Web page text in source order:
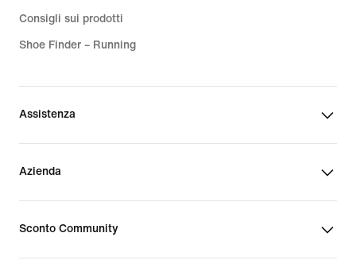
Consigli sui prodotti
Shoe Finder – Running
Assistenza
Azienda
Sconto Community